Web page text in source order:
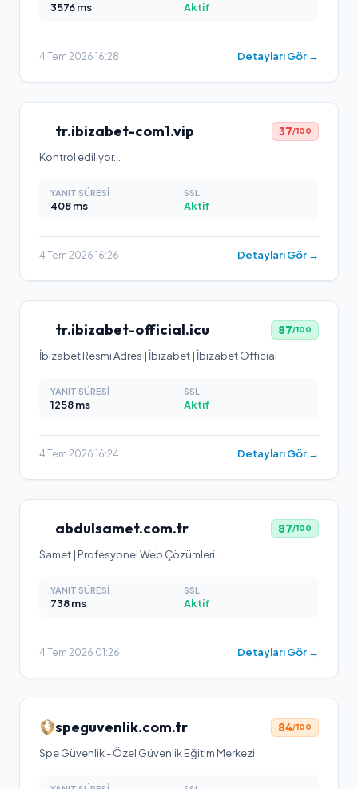
3576ms Aktif
4 Tem 2026 16:28 Detayları Gör →
tr.ibizabet-com1.vip 37/100
Kontrol ediliyor…
YANIT SÜRESI
408ms
SSL
Aktif
4 Tem 2026 16:26 Detayları Gör →
tr.ibizabet-official.icu 87/100
İbizabet Resmi Adres | İbizabet | İbizabet Official
YANIT SÜRESI
1258ms
SSL
Aktif
4 Tem 2026 16:24 Detayları Gör →
abdulsamet.com.tr 87/100
Samet | Profesyonel Web Çözümleri
YANIT SÜRESI
738ms
SSL
Aktif
4 Tem 2026 01:26 Detayları Gör →
speguvenlik.com.tr 84/100
Spe Güvenlik - Özel Güvenlik Eğitim Merkezi